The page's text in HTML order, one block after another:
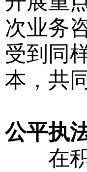
次业务
受到同
本，共
公平执
在积